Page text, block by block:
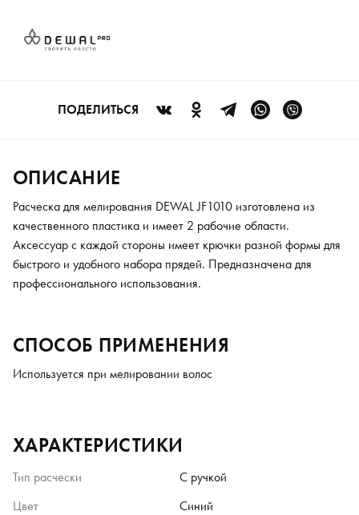
ПОДЕЛИТЬСЯ
ОПИСАНИЕ
Расческа для мелирования DEWAL JF1010 изготовлена из
качественного пластика и имеет 2 рабочие области.
Аксессуар с каждой стороны имеет крючки разной формы для
быстрого и удобного набора прядей. Предназначена для
профессионального использования.
СПОСОБ ПРИМЕНЕНИЯ
Используется при мелировании волос
ХАРАКТЕРИСТИКИ
Тип расчески
С ручкой
Цвет
Синий